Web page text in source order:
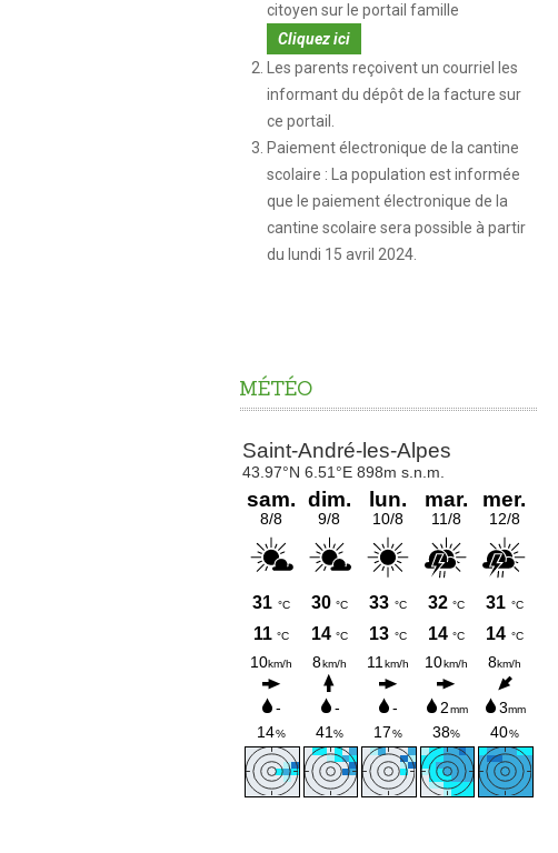
citoyen sur le portail famille
Cliquez ici
Les parents reçoivent un courriel les
informant du dépôt de la facture sur
ce portail.
Paiement électronique de la cantine
scolaire : La population est informée
que le paiement électronique de la
cantine scolaire sera possible à partir
du lundi 15 avril 2024.
MÉTÉO